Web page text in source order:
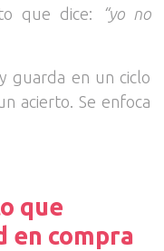
que dice:
“yo no
guarda en un ciclo
acierto. Se enfoca
que
en compra